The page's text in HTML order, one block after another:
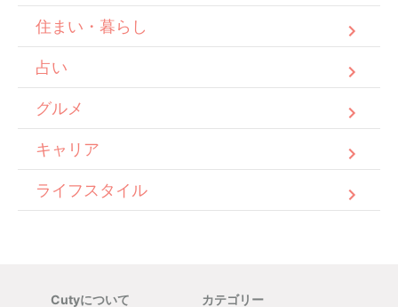
住まい・暮らし
占い
グルメ
キャリア
ライフスタイル
Cutyについて カテゴリー